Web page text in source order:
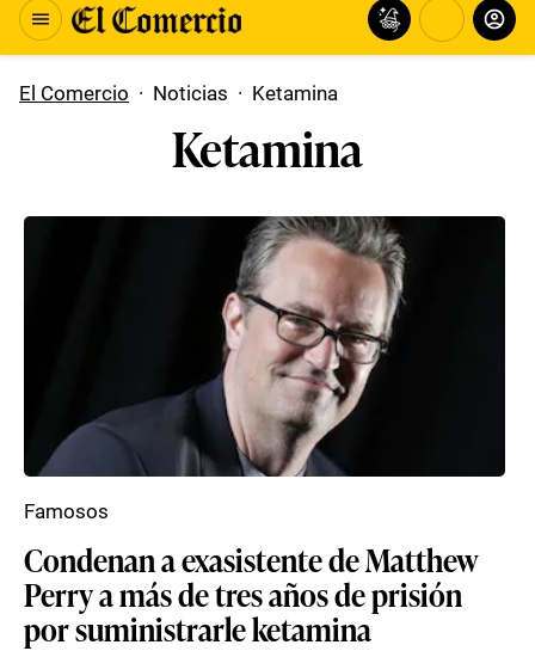
El Comercio · Noticias · Ketamina
Ketamina
Condenan a exasistente de Matthew
Perry a más de tres años de prisión
por suministrarle ketamina
Famosos